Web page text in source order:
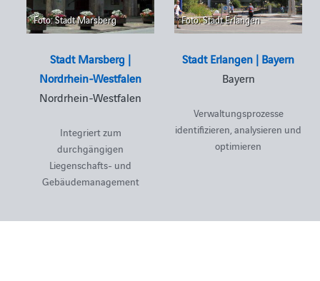
Foto: Stadt Marsberg
Stadt Marsberg |
Nordrhein-Westfalen
Nordrhein-Westfalen
Integriert zum
durchgängigen
Liegenschafts- und
Gebäudemanagement
Foto: Stadt Erlangen
Stadt Erlangen | Bayern
Bayern
Verwaltungsprozesse
identifizieren, analysieren und
optimieren